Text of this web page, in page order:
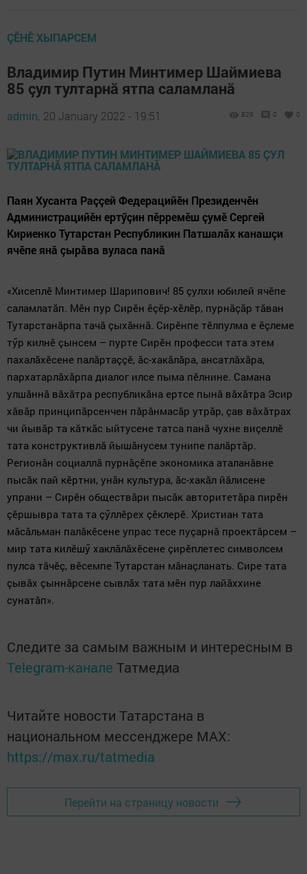
ÇӖНӖ ХЫПАРСЕМ
Владимир Путин Минтимер Шаймиева
85 çул тултарнă ятпа саламланă
admin, 20 January 2022 - 19:51 829 0 0
Паян Хусанта Раççей Федерацийӗн Президенчӗн
Администрацийӗн ертӳçин пӗрремӗш çумӗ Сергей
Кириенко Тутарстан Республикин Патшалăх канашçи
ячӗпе янă çырăва вуласа панă
«Хисеплӗ Минтимер Шарипович! 85 çулхи юбилей ячӗпе
саламлатăп. Мӗн пур Сирӗн ӗçӗр-хӗлӗр, пурнăçăр тăван
Тутарстанăрпа тачă çыхăннă. Сирӗнпе тӗлпулма е ӗçлеме
тӳр килнӗ çынсем – пурте Сирӗн професси тата этем
пахалăхӗсене палăртаççӗ, ăс-хакăлăра, ансатлăхăра,
пархатарлăхăрпа диалог илсе пыма пӗлнине. Самана
улшăннă вăхăтра республикăна ертсе пынă вăхăтра Эсир
хăвăр принципăрсенчен пăрăнмасăр утрăр, çав вăхăтрах
чи йывăр та кăткăс ыйтусене татса панă чухне виçеллӗ
тата конструктивлă йышăнусем тунипе палăртăр.
Регионăн социаллă пурнăçӗпе экономика аталанăвне
пысăк пай кӗртни, унăн культура, ăс-хакăл йăлисене
упрани – Сирӗн обществăри пысăк авторитетăра пирӗн
çӗршывра тата та çӳллӗрех çӗклерӗ. Христиан тата
мăсăльман палăкӗсене упрас тесе пуçарнă проектăрсем –
мир тата килӗшӳ хаклăлăхӗсене çирӗплетес символсем
пулса тăчӗç, вӗсемпе Тутарстан мăнаçланать. Сире тата
çывăх çыннăрсене сывлăх тата мӗн пур лайăххине
сунатăп».
Следите за самым важным и интересным в
Telegram-канале Татмедиа
Читайте новости Татарстана в
национальном мессенджере MАХ:
https://max.ru/tatmedia
Перейти на страницу новости